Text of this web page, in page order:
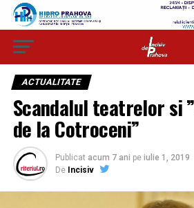
ACTUALITATE
Scandalul teatrelor si
de la Cotroceni”
Publicat acum 7 ani pe iulie 1, 2019
De Incisiv